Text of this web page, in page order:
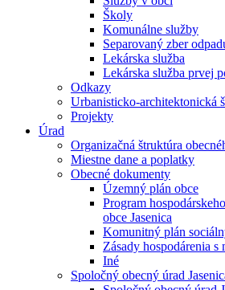
Školy
Komunálne služby
Separovaný zber
Lekárska služba
Lekárska služba prvej
Odkazy
Urbanisticko-architektonická
Projekty
Úrad
Organizačná štruktúra
Miestne dane a poplatky
Obecné dokumenty
Územný plán obce
Program
obce Jasenica
Komunitný plán
Zásady hospodárenia s
Iné
Spoločný obecný úrad